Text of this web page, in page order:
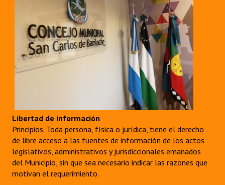
Libertad de información
Principios. Toda persona, física o jurídica, tiene el derecho
de libre acceso a las fuentes de información de los actos
legislativos, administrativos y jurisdiccionales emanados
del Municipio, sin que sea necesario indicar las razones que
motivan el requerimiento.